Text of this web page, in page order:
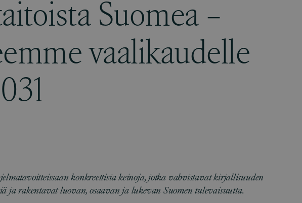
Suomea –
vaalikaudelle
konkreettisia keinoja, jotka vahvistavat kirjallisuuden
ja rakentavat luovan, osaavan ja lukevan Suomen tulevaisuutta.